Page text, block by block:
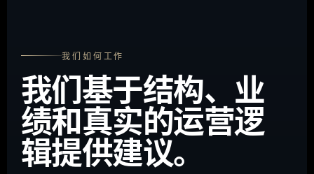
我们如何工作
我们基于结构、业
绩和真实的运营逻
辑提供建议。